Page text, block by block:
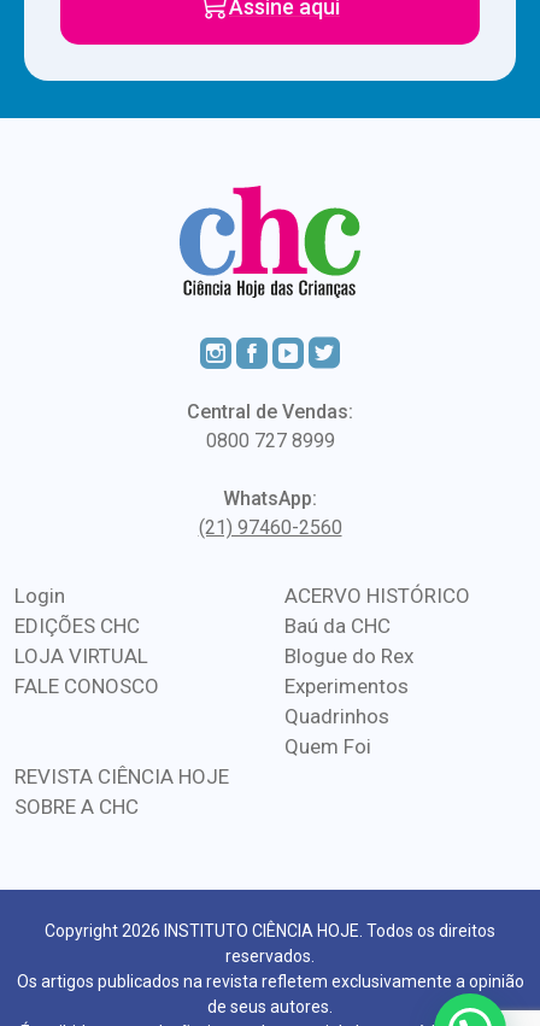
Assine aqui
Central de Vendas:
0800 727 8999
WhatsApp:
(21) 97460-2560
Login
EDIÇÕES CHC
LOJA VIRTUAL
FALE CONOSCO
ACERVO HISTÓRICO
Baú da CHC
Blogue do Rex
Experimentos
Quadrinhos
Quem Foi
REVISTA CIÊNCIA HOJE
SOBRE A CHC
Copyright 2026 INSTITUTO CIÊNCIA HOJE. Todos os direitos
reservados.
Os artigos publicados na revista refletem exclusivamente a opinião
de seus autores.